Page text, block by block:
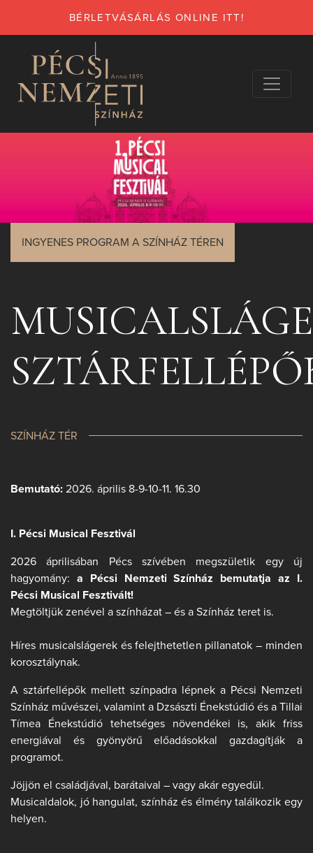
BÉRLETVÁSÁRLÁS ONLINE ITT!
INGYENES PROGRAM A SZÍNHÁZ TÉREN
SZÍNHÁZ TÉR
Bemutató: 2026. április 8-9-10-11. 16.30
I. Pécsi Musical Fesztivál
2026 áprilisában Pécs szívében megszületik egy új
hagyomány: a Pécsi Nemzeti Színház bemutatja az I.
Pécsi Musical Fesztivált!
Megtöltjük zenével a színházat – és a Színház teret is.
Híres musicalslágerek és felejthetetlen pillanatok – minden
korosztálynak.
A sztárfellépők mellett színpadra lépnek a Pécsi Nemzeti
Színház művészei, valamint a Dzsászti Énekstúdió és a Tillai
Tímea Énekstúdió tehetséges növendékei is, akik friss
energiával és gyönyörű előadásokkal gazdagítják a
programot.
Jöjjön el családjával, barátaival – vagy akár egyedül.
Musicaldalok, jó hangulat, színház és élmény találkozik egy
helyen.